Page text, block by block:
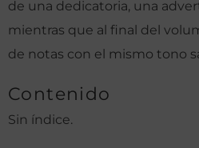
de una dedicatoria, una
mientras que al final del
de notas con el mismo tono
Contenido
Sin índice.